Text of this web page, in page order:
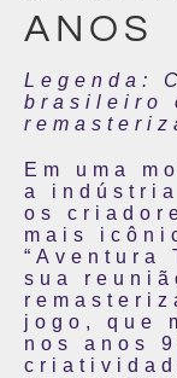
ANOS
Legenda:
brasileiro
Em uma
a
os
mais
“Aventura
sua
jogo, que
nos anos